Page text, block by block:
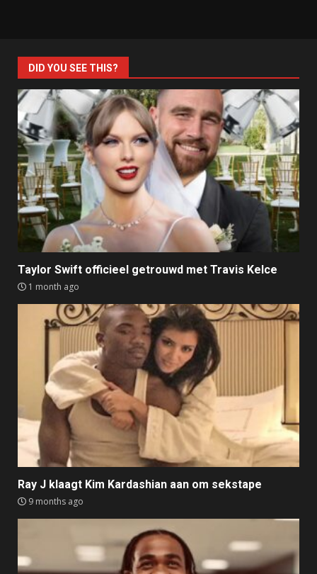
DID YOU SEE THIS?
Taylor Swift officieel getrouwd met Travis Kelce
1 month ago
Ray J klaagt Kim Kardashian aan om sekstape
9 months ago